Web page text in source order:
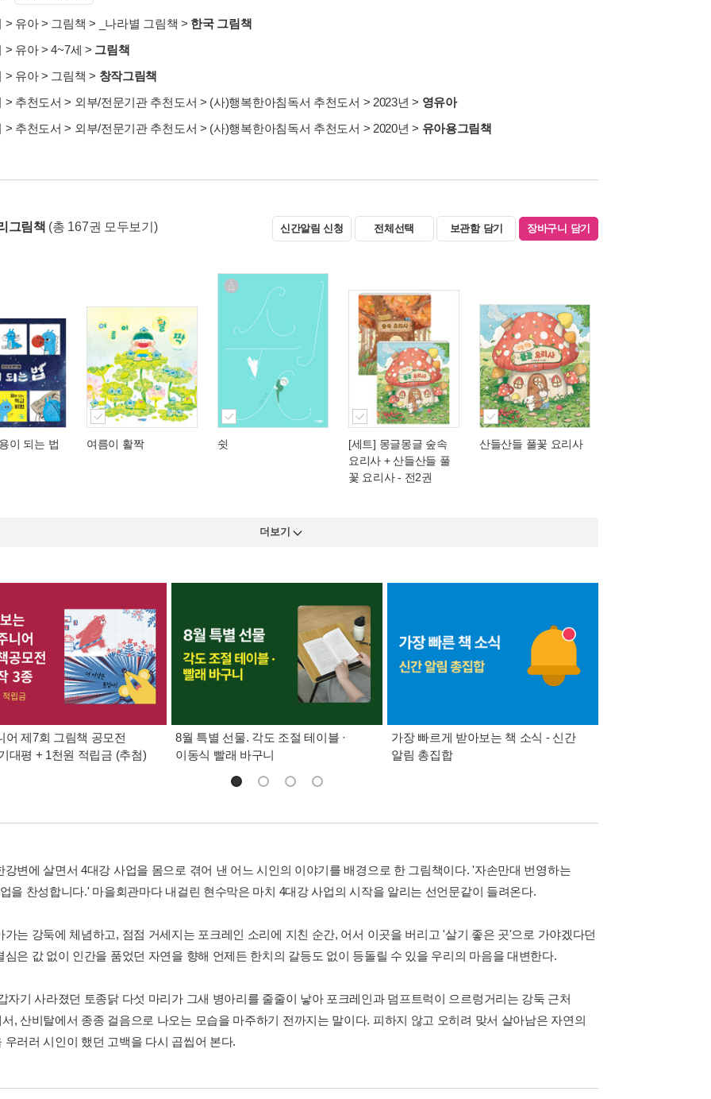
> 유아> 그림책 > _나라별 그림책 > 한국 그림책
> 유아>4~7세 > 그림책
> 유아> 그림책 > 창작그림책
> 추천도서 > 외부/전문기관 추천도서 > (사)행복한아침독서 추천도서 > 2023년 > 영유아
> 추천도서 > 외부/전문기관 추천도서 > (사)행복한아침독서 추천도서 > 2020년 > 유아용그림책
그림책 (총 167권 모두보기) 신간알림 신청 전체선택 보관함 담기 장바구니 담기
이 되는 법 여름이 활짝 쉿
[세트] 몽글몽글 숲속
요리사 + 산들산들 풀
꽃 요리사 - 전2권
산들산들 풀꽃 요리사
더보기
어 제7회 그림책 공모전
대평 + 1천원 적립금 (추첨)
8월 특별 선물. 각도 조절 테이블 ·
이동식 빨래 바구니
가장 빠르게 받아보는 책 소식 - 신간
알림 총집합
강변에 살면서 4대강 사업을 몸으로 겪어 낸 어느 시인의 이야기를 배경으로 한 그림책이다. '자손만대 번영하는
을 찬성합니다.' 마을회관마다 내걸린 현수막은 마치 4대강 사업의 시작을 알리는 선언문같이 들려온다.
가는 강둑에 체념하고, 점점 거세지는 포크레인 소리에 지친 순간, 어서 이곳을 버리고 '살기 좋은 곳'으로 가야겠다던
심은 값 없이 인간을 품었던 자연을 향해 언제든 한치의 갈등도 없이 등돌릴 수 있을 우리의 마음을 대변한다.
자기 사라졌던 토종닭 다섯 마리가 그새 병아리를 줄줄이 낳아 포크레인과 덤프트럭이 으르렁거리는 강둑 근처
, 산비탈에서 종종 걸음으로 나오는 모습을 마주하기 전까지는 말이다. 피하지 않고 오히려 맞서 살아남은 자연의
우러러 시인이 했던 고백을 다시 곱씹어 본다.